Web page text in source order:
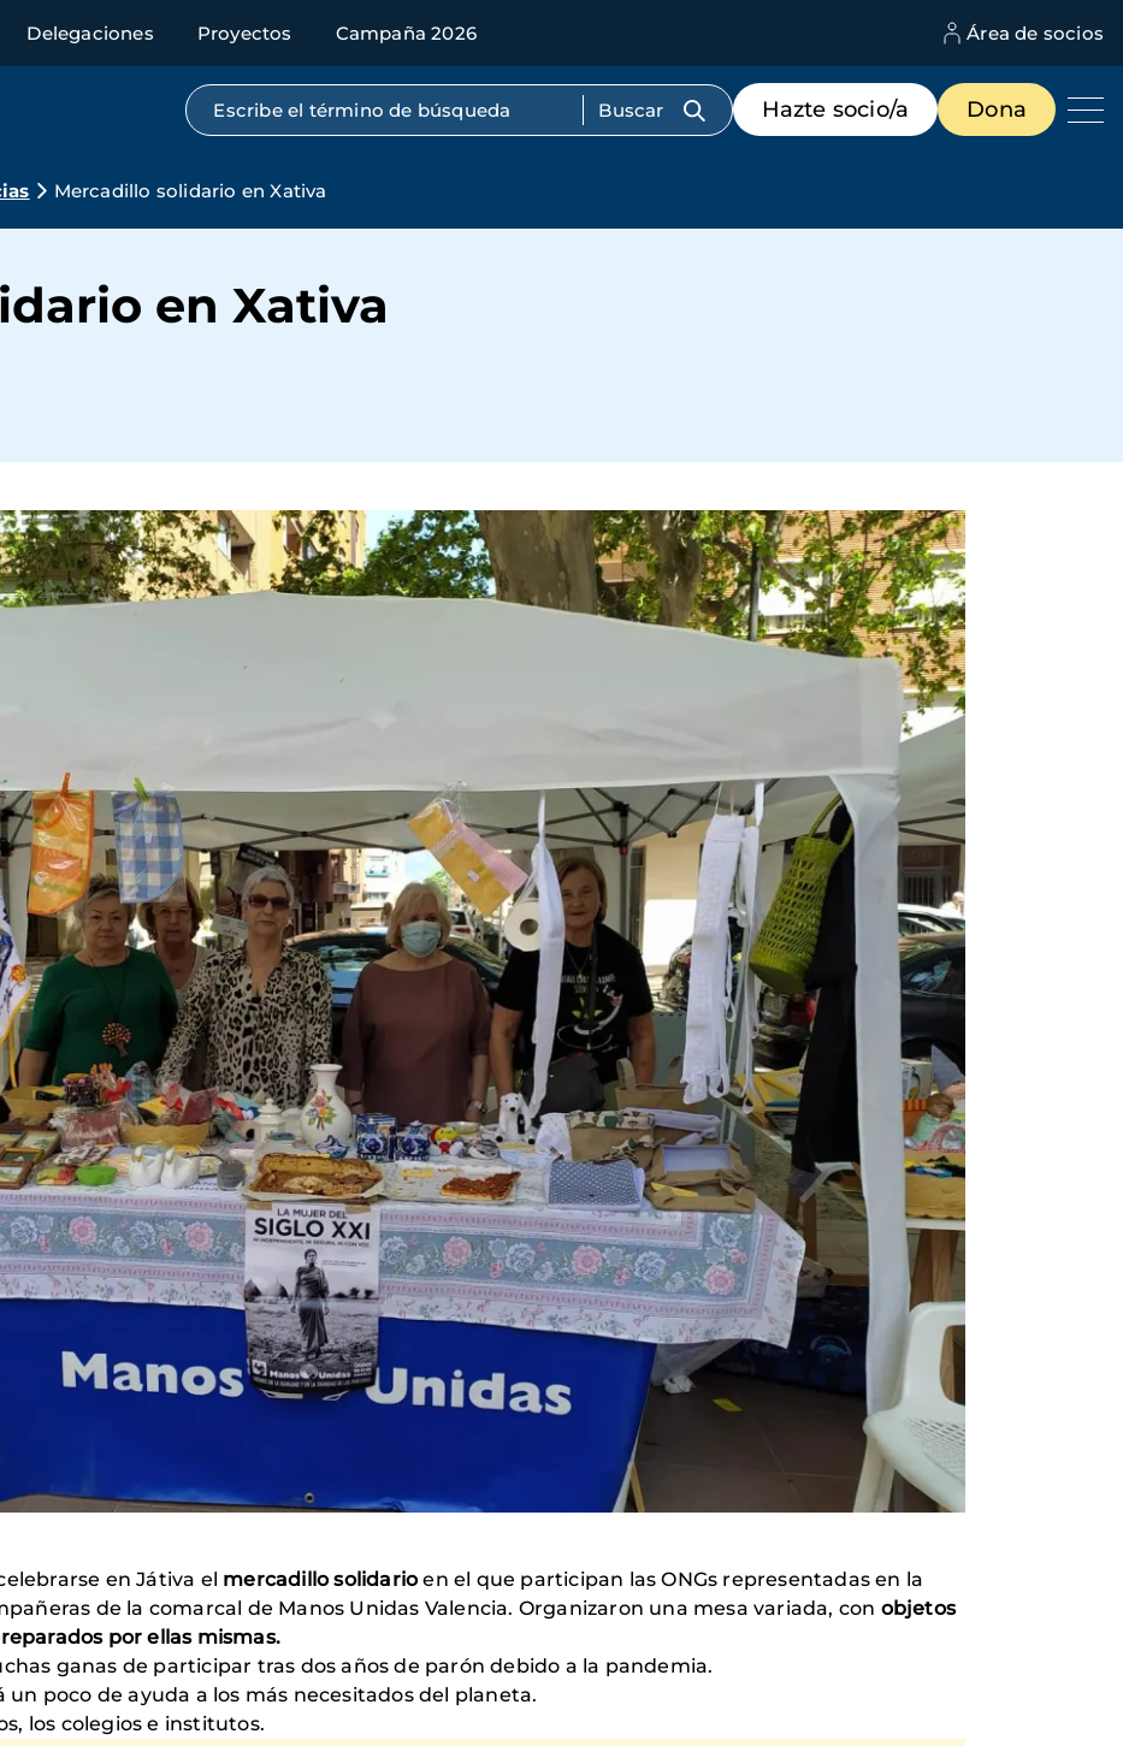
Delegaciones Proyectos Campaña 2026 Área de socios
Búsqueda por texto completo
Menú
de
destacados
Hazte socio/a Dona
Mercadillo solidario en Xativa
en Xativa
en Játiva el mercadillo solidarioen el que participan las ONGs representadas en la
de la comarcal de Manos Unidas Valencia. Organizaron una mesa variada, con objetos
por ellas mismas.
ganas de participar tras dos años de parón debido a la pandemia.
un poco de ayuda a los más necesitados del planeta.
los colegios e institutos.